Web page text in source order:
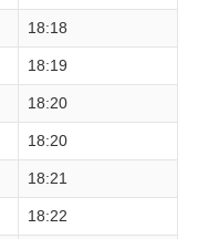
18:18
18:19
18:20
18:20
18:21
18:22